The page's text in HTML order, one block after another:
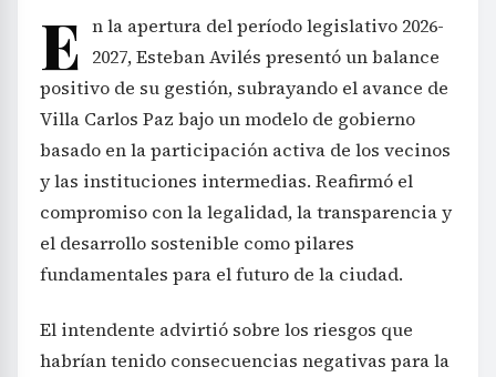
E n la apertura del período legislativo 2026-
2027, Esteban Avilés presentó un balance
positivo de su gestión, subrayando el avance de
Villa Carlos Paz bajo un modelo de gobierno
basado en la participación activa de los vecinos
y las instituciones intermedias. Reafirmó el
compromiso con la legalidad, la transparencia y
el desarrollo sostenible como pilares
fundamentales para el futuro de la ciudad.
El intendente advirtió sobre los riesgos que
habrían tenido consecuencias negativas para la